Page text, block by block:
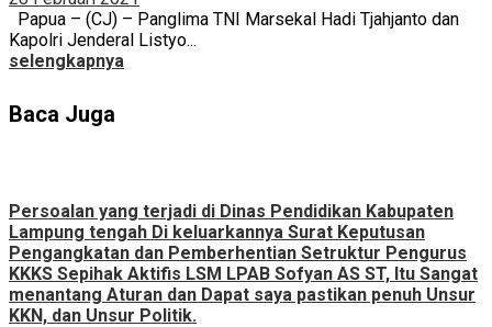
Papua – (CJ) – Panglima TNI Marsekal Hadi Tjahjanto dan
Kapolri Jenderal Listyo...
selengkapnya
Baca Juga
Persoalan yang terjadi di Dinas Pendidikan Kabupaten
Lampung tengah Di keluarkannya Surat Keputusan
Pengangkatan dan Pemberhentian Setruktur Pengurus
KKKS Sepihak Aktifis LSM LPAB Sofyan AS ST, Itu Sangat
menantang Aturan dan Dapat saya pastikan penuh Unsur
KKN, dan Unsur Politik.